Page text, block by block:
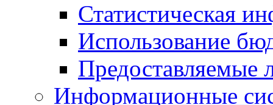
Статистическая
Использование
Предоставляемые
Информационные